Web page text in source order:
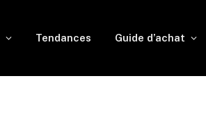
Tendances Guide d’achat